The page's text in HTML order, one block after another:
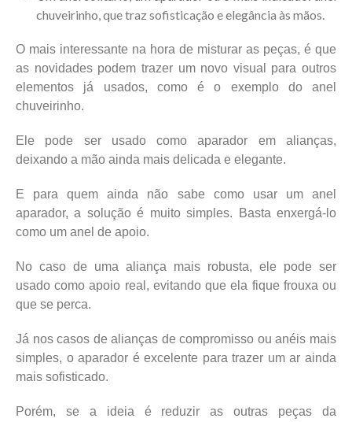
chuveirinho, que traz sofisticação e elegância às mãos.
O mais interessante na hora de misturar as peças, é que
as novidades podem trazer um novo visual para outros
elementos já usados, como é o exemplo do anel
chuveirinho.
Ele pode ser usado como aparador em alianças,
deixando a mão ainda mais delicada e elegante.
E para quem ainda não sabe como usar um anel
aparador, a solução é muito simples. Basta enxergá-lo
como um anel de apoio.
No caso de uma aliança mais robusta, ele pode ser
usado como apoio real, evitando que ela fique frouxa ou
que se perca.
Já nos casos de alianças de compromisso ou anéis mais
simples, o aparador é excelente para trazer um ar ainda
mais sofisticado.
Porém, se a ideia é reduzir as outras peças da